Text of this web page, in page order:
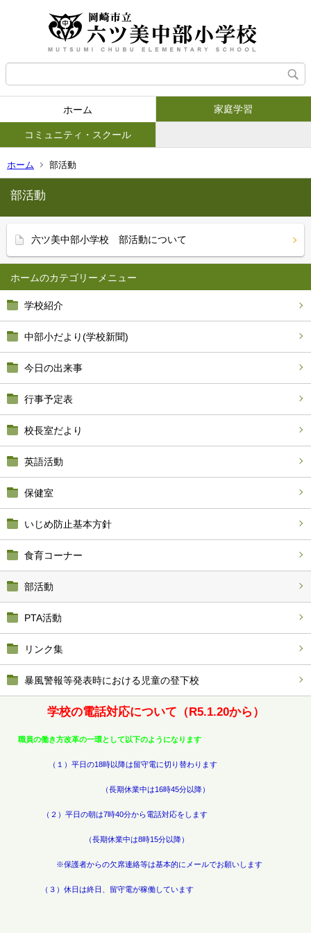
ホーム 家庭学習
コミュニティ・スクール
ホーム 部活動
ホーム
学校紹介
中部小だより(学校新聞)
今日の出来事
行事予定表
校長室だより
英語活動
保健室
いじめ防止基本方針
食育コーナー
部活動
PTA活動
リンク集
暴風警報等発表時における児童の登下校
学校の電話対応について（R5.1.20から）
職員の働き方改革の一環として以下のよ うになります
（１）平日の18時以降は留守電に切り替わります
（長期休業中は16時45分以降）
（２）平日の朝は7時40分から電話対応をします
（長期休業中は8時15分以降）
※保護者からの欠席連絡等は基本的にメールでお願いします
（３）休日は終日、留守電が稼働しています
部活動
六ツ美中部小学校 部活動について